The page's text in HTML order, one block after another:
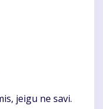
jeigu ne savi.